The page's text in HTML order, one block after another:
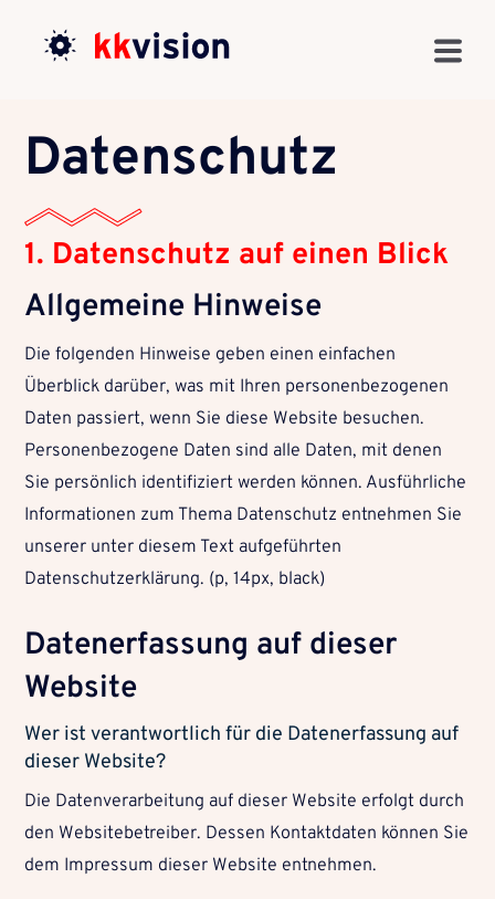
Datenschutz
1. Datenschutz auf einen Blick
Allgemeine Hinweise
Die folgenden Hinweise geben einen einfachen
Überblick darüber, was mit Ihren personenbezogenen
Daten passiert, wenn Sie diese Website besuchen.
Personenbezogene Daten sind alle Daten, mit denen
Sie persönlich identifiziert werden können. Ausführliche
Informationen zum Thema Datenschutz entnehmen Sie
unserer unter diesem Text aufgeführten
Datenschutzerklärung. (p, 14px, black)
Datenerfassung auf dieser
Website
Wer ist verantwortlich für die Datenerfassung auf
dieser Website?
Die Datenverarbeitung auf dieser Website erfolgt durch
den Websitebetreiber. Dessen Kontaktdaten können Sie
dem Impressum dieser Website entnehmen.